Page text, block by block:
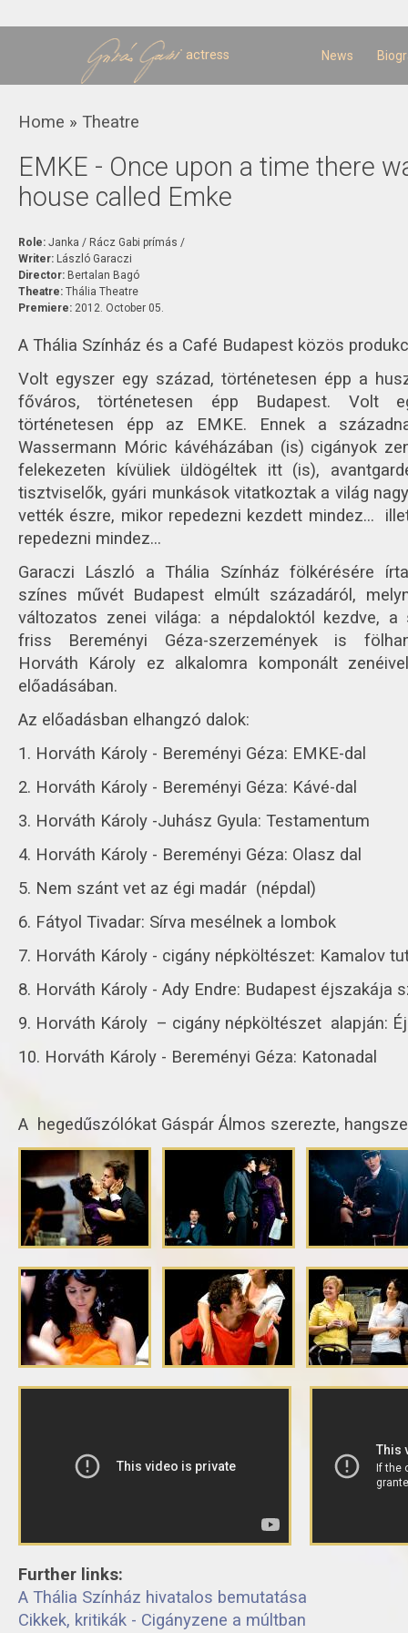
actress News
You are here
Home » Theatre
EMKE - Once upon a time there
house called Emke
Role: Janka / Rácz Gabi prímás /
Writer: László Garaczi
Director: Bertalan Bagó
Theatre: Thália Theatre
Premiere: 2012. October 05.
A Thália Színház és a Café Budapest közös
Volt egyszer egy század, történetesen épp a
főváros, történetesen épp Budapest. Volt
történetesen épp az EMKE. Ennek a
Wassermann Móric kávéházában (is) cigányok
felekezeten kívüliek üldögéltek itt (is),
tisztviselők, gyári munkások vitatkoztak a világ
vették észre, mikor repedezni kezdett mindez…
repedezni mindez…
Garaczi László a Thália Színház fölkérésére
színes művét Budapest elmúlt századáról,
változatos zenei világa: a népdaloktól kezdve, a
friss Bereményi Géza-szerzemények is
Horváth Károly ez alkalomra komponált
előadásában.
Az előadásban elhangzó dalok:
1. Horváth Károly - Bereményi Géza: EMKE-dal
2. Horváth Károly - Bereményi Géza: Kávé-dal
3. Horváth Károly -Juhász Gyula: Testamentum
4. Horváth Károly - Bereményi Géza: Olasz dal
5. Nem szánt vet az égi madár (népdal)
6. Fátyol Tivadar: Sírva mesélnek a lombok
7. Horváth Károly - cigány népköltészet: Kamalov
8. Horváth Károly - Ady Endre: Budapest éjszakája
9. Horváth Károly – cigány népköltészet alapján:
10. Horváth Károly - Bereményi Géza: Katonadal
A hegedűszólókat Gáspár Álmos szerezte,
Further links:
A Thália Színház hivatalos bemutatása
Cikkek, kritikák - Cigányzene a múltban